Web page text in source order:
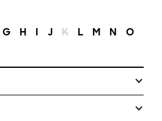
G H I J K L M N O